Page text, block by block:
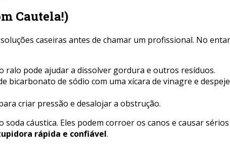
Cautela!)
caseiras antes de chamar um profissional. No
ralo pode ajudar a dissolver gordura e outros resíduos.
bicarbonato de sódio com uma xícara de vinagre e
criar pressão e desalojar a obstrução.
cáustica. Eles podem corroer os canos e causar
rápida e confiável.